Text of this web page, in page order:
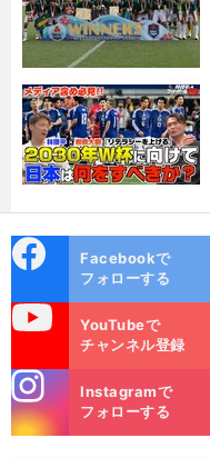
ok
Facebookで
フォローする
YouTubeで
チャンネル登録
m
Instagramで
フォローする